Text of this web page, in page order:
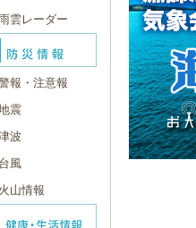
雲レーダー
報・注意報
震
波
台風
火山情報